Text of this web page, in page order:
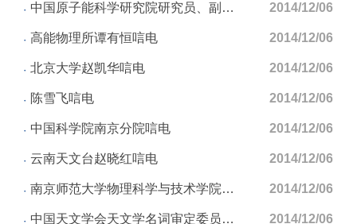
中国原子能科学研究院研究员、副院长，中国核物理学会副理事长，国际纯粹与应用物理协会核物理分会副主任柳卫平唁电 2014/12/06
高能物理所谭有恒唁电 2014/12/06
北京大学赵凯华唁电 2014/12/06
陈雪飞唁电 2014/12/06
中国科学院南京分院唁电 2014/12/06
云南天文台赵晓红唁电 2014/12/06
南京师范大学物理科学与技术学院唁电 2014/12/06
中国天文学会天文学名词审定委员会、全国科学技术名词委员会天文学名词审定委员会唁电 2014/12/06